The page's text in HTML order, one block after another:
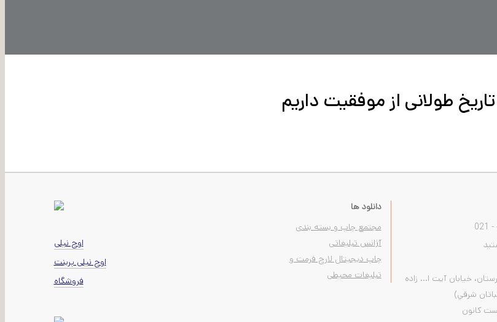
طولانی از موفقیت داریم
021 -
خيابان آیت ا... زاده
شرقي)
كانون
دانلود ها
مجتمع چاپ و بسته بندی
آژانس تبلیغاتی
چاپ دیجیتال لارج فرمت و
تبلیغات محیطی
اوج نیلی
اوج نیلی پرینت
فروشگاه